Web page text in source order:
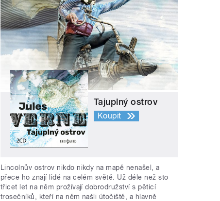
Tajuplný ostrov
Koupit
Lincolnův ostrov nikdo nikdy na mapě nenašel, a
přece ho znají lidé na celém světě. Už déle než sto
třicet let na něm prožívají dobrodružství s pěticí
trosečníků, kteří na něm našli útočiště, a hlavně